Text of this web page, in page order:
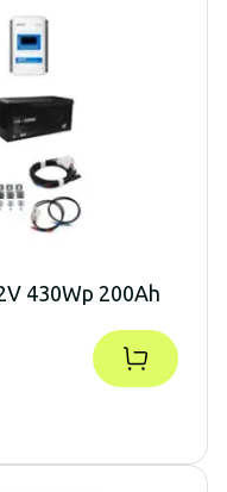
430Wp 200Ah